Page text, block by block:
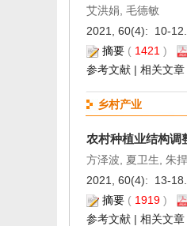
艾洪娟, 毛德敏
2021, 60(4): 10-
摘要 ( 1421 )
参考文献 | 相关文章
乡村产业
农村种植业结构
方泽波, 夏卫生, 朱
2021, 60(4): 13-
摘要 ( 1919 )
参考文献 | 相关文章